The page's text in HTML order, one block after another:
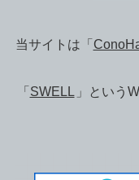
当サイトは「
「SWELL 」という